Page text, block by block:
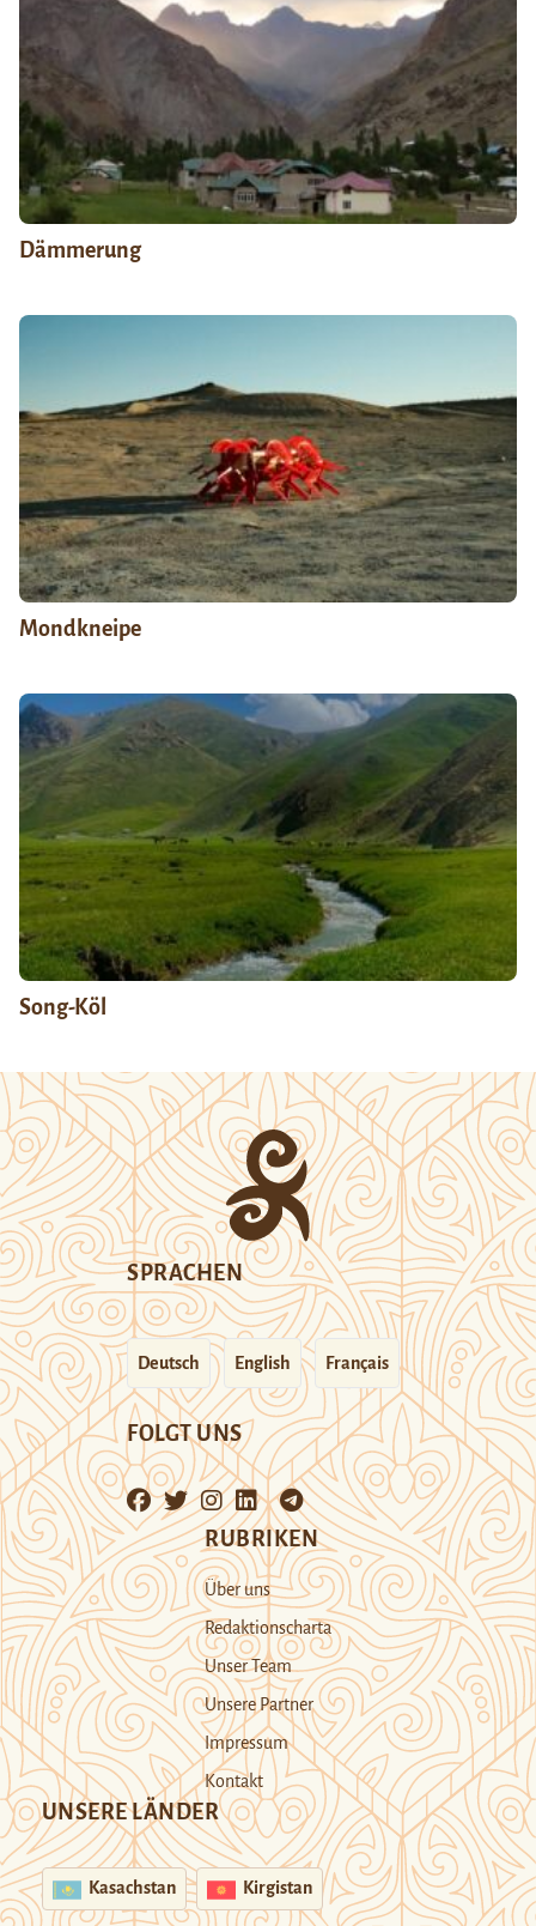
Dämmerung
Mondkneipe
Song-Köl
SPRACHEN
Deutsch English Français
FOLGT UNS
RUBRIKEN
Über uns
Redaktionscharta
Unser Team
Unsere Partner
Impressum
Kontakt
UNSERE LÄNDER
Kasachstan Kirgistan